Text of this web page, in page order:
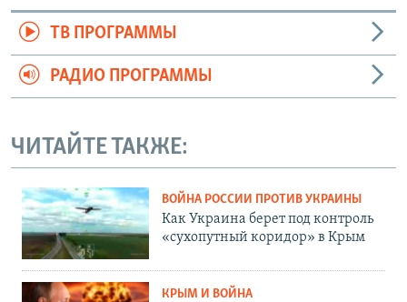
ТВ ПРОГРАММЫ
РАДИО ПРОГРАММЫ
ЧИТАЙТЕ ТАКЖЕ:
ВОЙНА РОССИИ ПРОТИВ УКРАИНЫ
Как Украина берет под контроль
«сухопутный коридор» в Крым
КРЫМ И ВОЙНА